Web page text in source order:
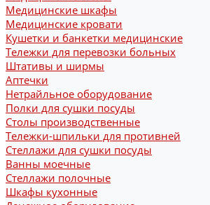
Медицинские шкафы
Медицинские кровати
Кушетки и банкетки медицинские
Тележки для перевозки больных
Штативы и ширмы
Аптечки
Нетрайльное оборудование
Полки для сушки посуды
Столы производственные
Тележки-шпильки для противней
Стеллажи для сушки посуды
Ванны моечные
Стеллажи полочные
Шкафы кухонные